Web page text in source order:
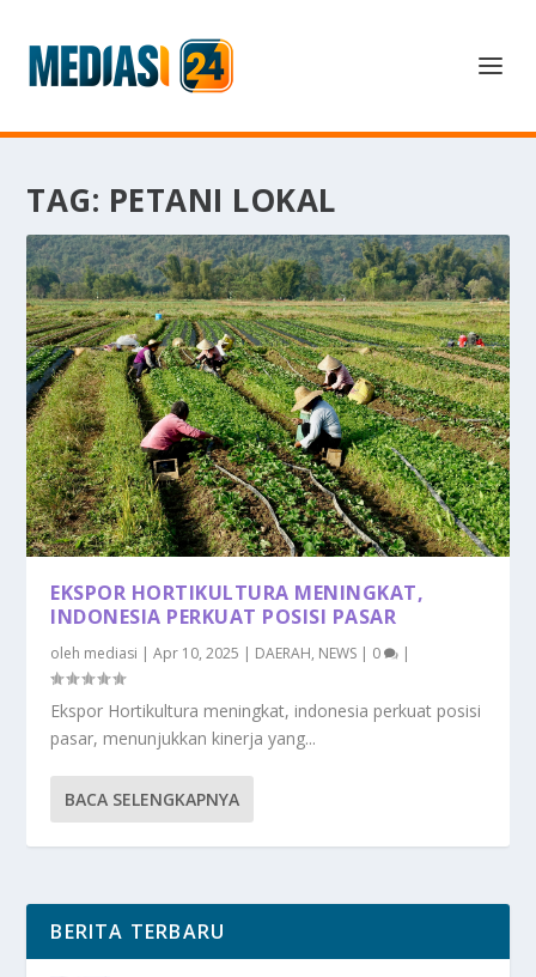
TAG: PETANI LOKAL
EKSPOR HORTIKULTURA MENINGKAT,
INDONESIA PERKUAT POSISI PASAR
oleh mediasi |Apr 10, 2025 | DAERAH, NEWS | 0 |
Ekspor Hortikultura meningkat, indonesia perkuat posisi
pasar, menunjukkan kinerja yang...
BACA SELENGKAPNYA
BERITA TERBARU